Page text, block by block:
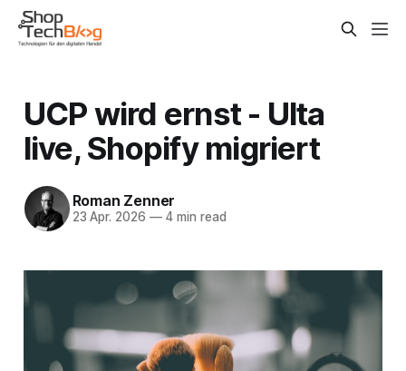
UCP wird ernst - Ulta
live, Shopify migriert
Roman Zenner
23 Apr. 2026 —4 min read